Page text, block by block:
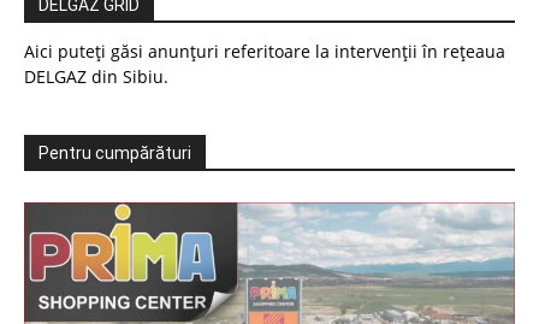
DELGAZ GRID
Aici puteți găsi anunțuri referitoare la intervenții în rețeaua
DELGAZ din Sibiu.
Pentru cumpărături